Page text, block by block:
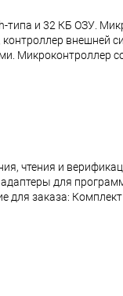
и 32 КБ ОЗУ.
внешней
Микроконтроллер
чтения и
для
заказа: